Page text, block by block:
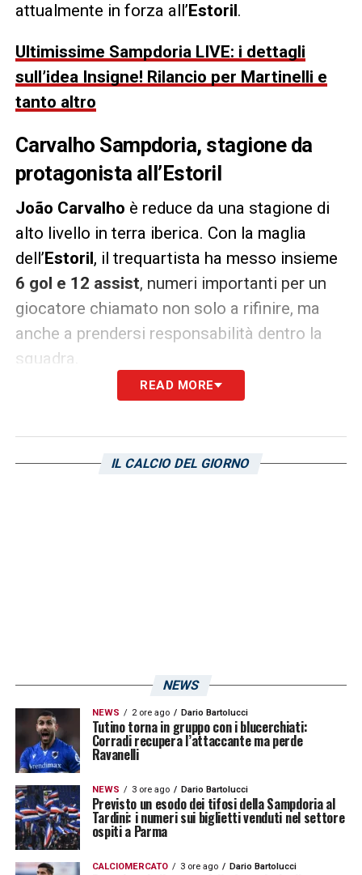
attualmente in forza all’Estoril.
Ultimissime Sampdoria LIVE: i dettagli
sull’idea Insigne! Rilancio per Martinelli e
tanto altro
Carvalho Sampdoria, stagione da
protagonista all’Estoril
João Carvalho è reduce da una stagione di
alto livello in terra iberica. Con la maglia
dell’Estoril, il trequartista ha messo insieme
6 gol e 12 assist, numeri importanti per un
giocatore chiamato non solo a rifinire, ma
anche a prendersi responsabilità dentro la
squadra.
Nell’ultima annata ha indossato anche la
portoghese. È stato il campionato del suo
profilo capace di incidere subito e alzare il
tasso tecnico della squadra.
Carvalho ed il nodo economico che
resta centrale
L’ostacolo principale riguarda la valutazione
del giocatore.
READ MORE
IL CALCIO DEL GIORNO
NEWS
NEWS 2 ore ago Dario Bartolucci
Tutino torna in gruppo con i blucerchiati:
Corradi recupera l’attaccante ma perde
Ravanelli
NEWS 3 ore ago Dario Bartolucci
Previsto un esodo dei tifosi della Sampdoria al
Tardini: i numeri sui biglietti venduti nel settore
ospiti a Parma
CALCIOMERCATO 3 ore ago Dario Bartolucci